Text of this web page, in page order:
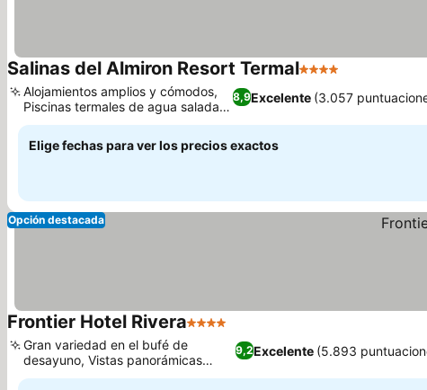
Salinas del Almiron Resort Termal4 Estrellas
8,9Excelente (3.057
Alojamientos amplios y cómodos,
Piscinas termales de agua salada
únicas
Elige fechas para ver los precios exactos
Opción destacada
Frontier Hotel Rivera4 Estrellas
9,2Excelente (5.893
Gran variedad en el bufé de
desayuno, Vistas panorámicas
desde la azotea